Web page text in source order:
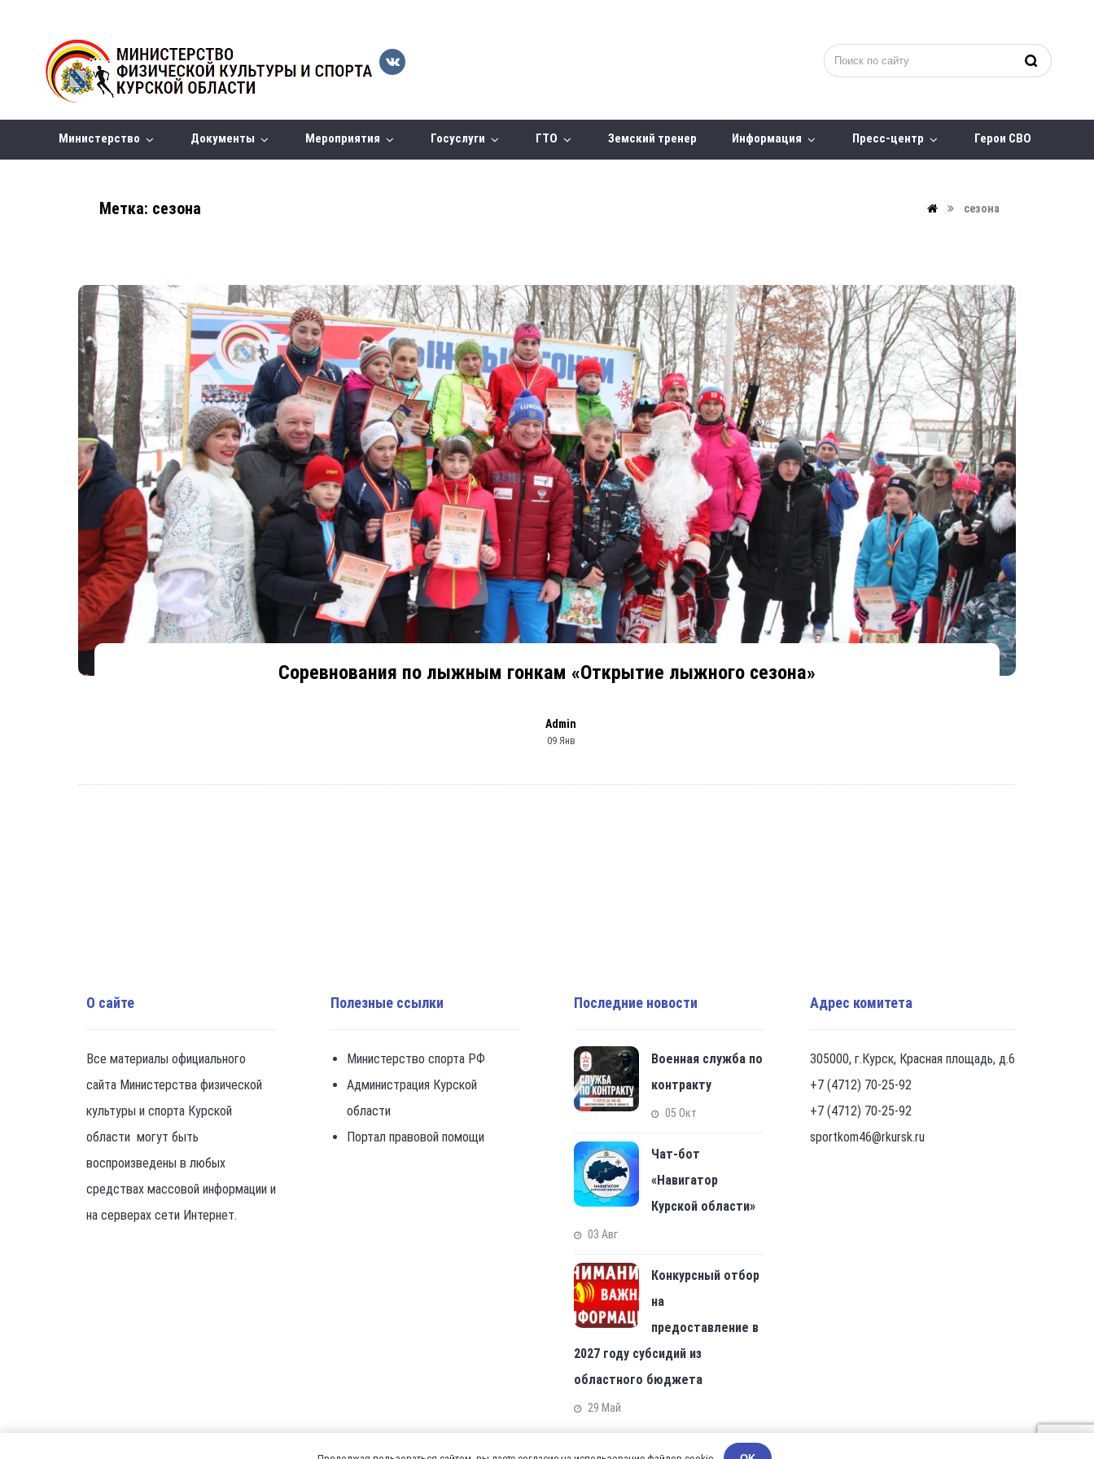
Министерство Документы Мероприятия Госуслуги ГТО Земский тренер Информация Пресс-центр Герои СВО
Метка: сезона сезона
Соревнования по лыжным гонкам «Открытие лыжного сезона»
Admin
09 Янв
О сайте
Все материалы официального
сайта Министерства физической
культуры и спорта Курской
области могут быть
воспроизведены в любых
средствах массовой информации и
на серверах сети Интернет.
Полезные ссылки
Министерство спорта РФ
Администрация Курской
области
Портал правовой помощи
Последние новости
Военная служба по
контракту
05 Окт
Чат-бот
«Навигатор
Курской области»
03 Авг
Конкурсный отбор
на
предоставление в
2027 году субсидий из
областного бюджета
29 Май
Адрес комитета
305000, г.Курск, Красная площадь, д.6
+7 (4712) 70-25-92
+7 (4712) 70-25-92
sportkom46@rkursk.ru